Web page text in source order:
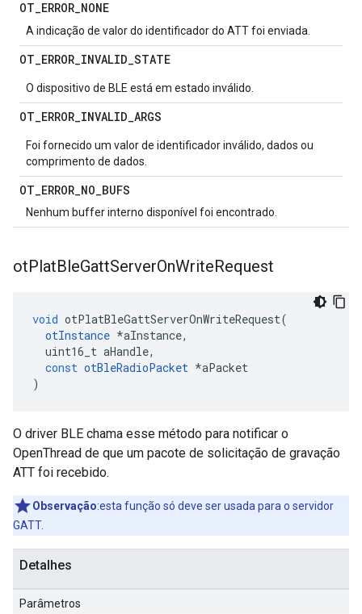
OT_ERROR_NONE
A indicação de valor do identificador do ATT foi enviada.
OT_ERROR_INVALID_STATE
O dispositivo de BLE está em estado inválido.
OT_ERROR_INVALID_ARGS
Foi fornecido um valor de identificador inválido, dados ou
comprimento de dados.
OT_ERROR_NO_BUFS
Nenhum buffer interno disponível foi encontrado.
otPlatBleGattServerOnWriteRequest
void otPlatBleGattServerOnWriteRequest(
otInstance *aInstance,
uint16_t aHandle,
const otBleRadioPacket *aPacket
)
O driver BLE chama esse método para notificar o
OpenThread de que um pacote de solicitação de gravação
ATT foi recebido.
Observação:esta função só deve ser usada para o servidor
GATT.
Detalhes
Parâmetros